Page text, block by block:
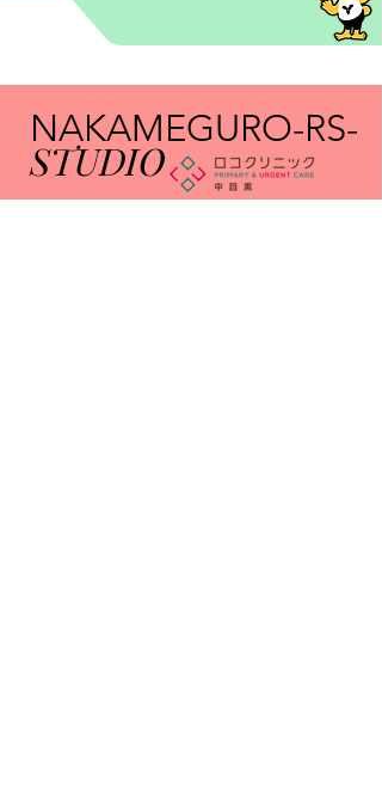
NAKAMEGURO-RS-
STUDIO